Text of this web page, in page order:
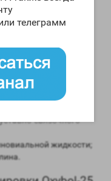
телеграмм
– порядка 15
препарат с
Oxybol-
связочного
жидкости;